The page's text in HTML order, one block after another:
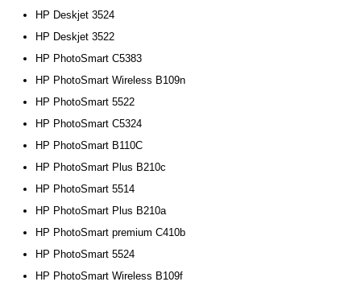
HP Deskjet 3524
HP Deskjet 3522
HP PhotoSmart C5383
HP PhotoSmart Wireless B109n
HP PhotoSmart 5522
HP PhotoSmart C5324
HP PhotoSmart B110C
HP PhotoSmart Plus B210c
HP PhotoSmart 5514
HP PhotoSmart Plus B210a
HP PhotoSmart premium C410b
HP PhotoSmart 5524
HP PhotoSmart Wireless B109f